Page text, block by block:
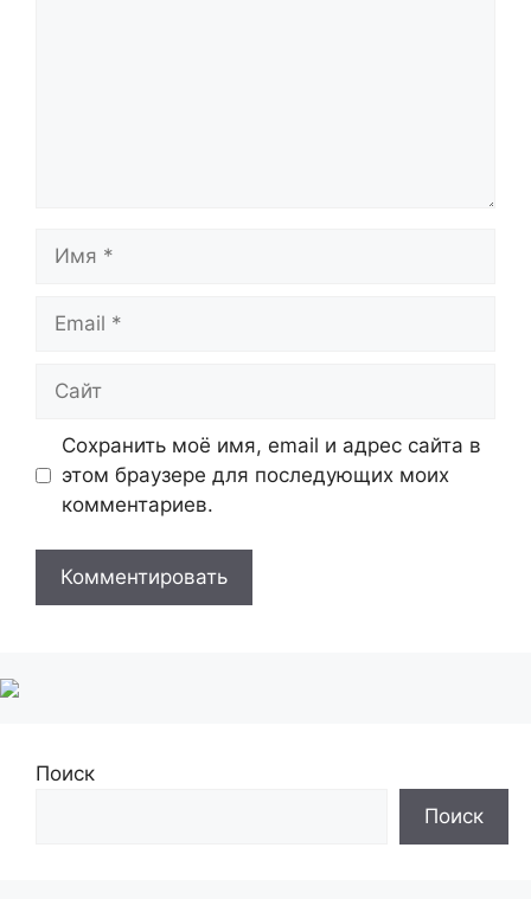
Сохранить моё имя, email и адрес сайта в
этом браузере для последующих моих
комментариев.
Поиск
Поиск